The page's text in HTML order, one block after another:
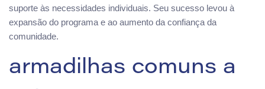
suporte às necessidades individuais. Seu sucesso levou à
expansão do programa e ao aumento da confiança da
comunidade.
armadilhas comuns a